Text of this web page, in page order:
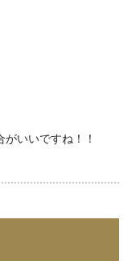
いいですね！！